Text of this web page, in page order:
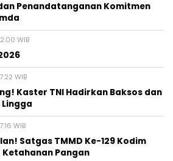
Penandatanganan Komitmen
WIB
WIB
Kaster TNI Hadirkan Baksos dan
WIB
Satgas TMMD Ke-129 Kodim
Pangan